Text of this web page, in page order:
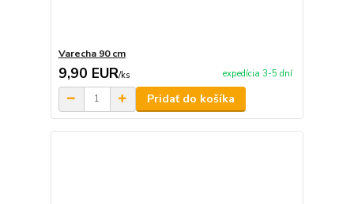
Varecha 90 cm
9,90 EUR/ks expedícia 3-5 dní
Pridať do košíka